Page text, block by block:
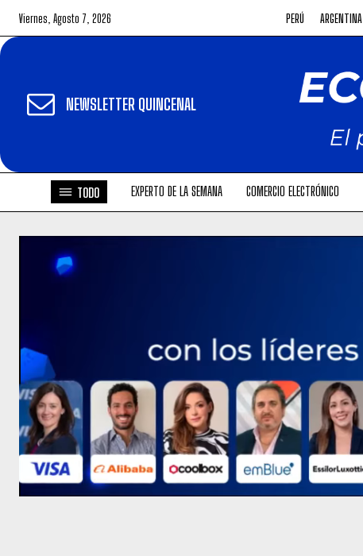
Viernes, Agosto 7, 2026 PERÚ ARGENTINA
NEWSLETTER QUINCENAL
TODO EXPERTO DE LA SEMANA COMERCIO ELECTRÓNICO